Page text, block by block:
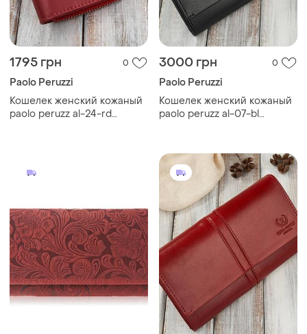
1795 грн 0
Paolo Peruzzi
Кошелек женский кожаный
paolo peruzz al-24-rd
3000 грн 0
Paolo Peruzzi
Кошелек женский кожаный
paolo peruzz al-07-bl